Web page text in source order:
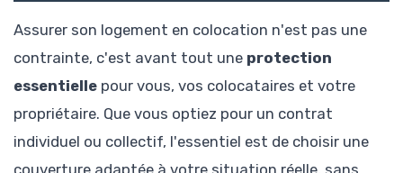
Assurer son logement en colocation n'est pas une
contrainte, c'est avant tout une protection
essentielle pour vous, vos colocataires et votre
propriétaire. Que vous optiez pour un contrat
individuel ou collectif, l'essentiel est de choisir une